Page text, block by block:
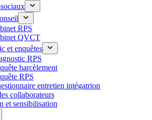
RPS
QVCT
et enquêtes
RPS
harcèlement
RPS
entretien intégatrion
collaborateurs
et sensibilisation